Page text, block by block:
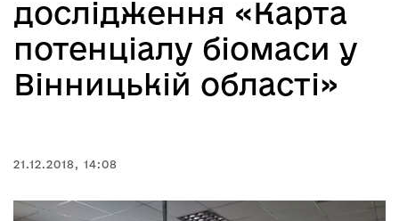
дослідження «Карта
потенціалу біомаси у
Вінницькій області»
21.12.2018, 14:08